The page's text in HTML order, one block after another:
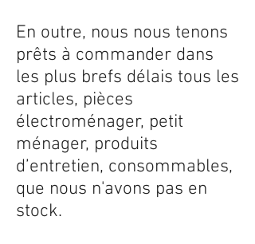
En outre, nous nous tenons
prêts à commander dans
les plus brefs délais tous les
articles, pièces
électroménager, petit
ménager, produits
d’entretien, consommables,
que nous n'avons pas en
stock.